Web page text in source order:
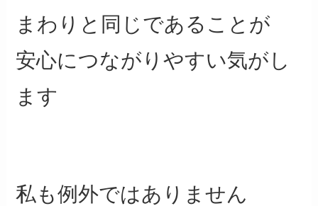
まわりと同じであることが
安心につながりやすい気がし
ます
私も例外ではありません